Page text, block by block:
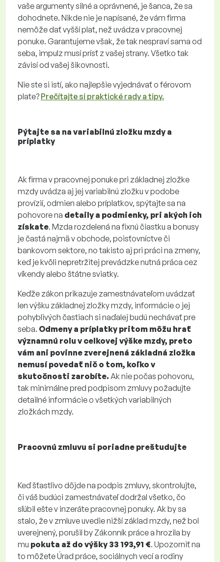
vaše argumenty silné a oprávnené, je šanca, že sa
dohodnete. Nikde nie je napísané, že vám firma
nemôže dať vyšší plat, než uvádza v pracovnej
ponuke. Garantujeme však, že tak nespraví sama od
seba, impulz musí prísť z vašej strany. Všetko tak
závisí od vašej šikovnosti.
Nie ste si istí, ako najlepšie vyjednávať o férovom
plate? Prečítajte si praktické rady a tipy.
Pýtajte sa na variabilnú zložku mzdy a
príplatky
Ak firma v pracovnej ponuke pri základnej zložke
mzdy uvádza aj jej variabilnú zložku v podobe
provízií, odmien alebo príplatkov, spýtajte sa na
pohovore na detaily a podmienky, pri akých ich
získate. Mzda rozdelená na fixnú čiastku a bonusy
je častá najmä v obchode, poisťovníctve či
bankovom sektore, no takisto aj pri práci na zmeny,
keď je kvôli nepretržitej prevádzke nutná práca cez
víkendy alebo štátne sviatky.
Keďže zákon prikazuje zamestnávateľom uvádzať
len výšku základnej zložky mzdy, informácie o jej
pohyblivých častiach si naďalej budú nechávať pre
seba. Odmeny a príplatky pritom môžu hrať
významnú rolu v celkovej výške mzdy, preto
vám ani povinne zverejnená základná zložka
nemusí povedať nič o tom, koľko v
skutočnosti zarobíte. Ak nie počas pohovoru,
tak minimálne pred podpisom zmluvy požadujte
detailné informácie o všetkých variabilných
zložkách mzdy.
Pracovnú zmluvu si poriadne preštudujte
Keď šťastlivo dôjde na podpis zmluvy, skontrolujte,
či váš budúci zamestnávateľ dodržal všetko, čo
sľúbil ešte v inzeráte pracovnej ponuky. Ak by sa
stalo, že v zmluve uvedie nižší základ mzdy, než bol
uverejnený, porušil by Zákonník práce a hrozila by
mu pokuta až do výšky 33 193,91 €. Upozorniť na
to môžete Úrad práce, sociálnych vecí a rodiny